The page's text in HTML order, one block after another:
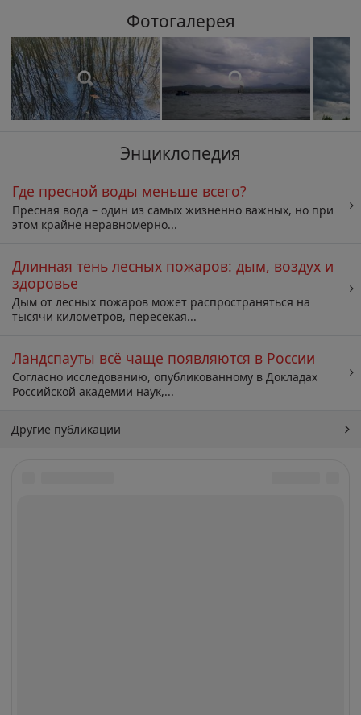
Фотогалерея
Энциклопедия
Где пресной воды меньше всего?
Пресная вода – один из самых жизненно важных, но при
этом крайне неравномерно...
Длинная тень лесных пожаров: дым, воздух и
здоровье
Дым от лесных пожаров может распространяться на
тысячи километров, пересекая...
Ландспауты всё чаще появляются в России
Согласно исследованию, опубликованному в Докладах
Российской академии наук,...
Другие публикации